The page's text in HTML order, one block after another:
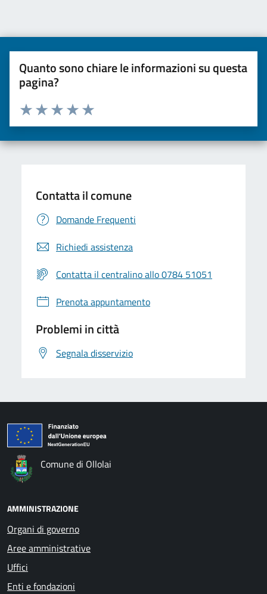
Quanto sono chiare le informazioni su questa
pagina?
Valuta da 1 a 5 stelle la pagina
Valuta 5 stelle su 5
Valuta 4 stelle su 5
Valuta 3 stelle su 5
Valuta 2 stelle su 5
Valuta una stella su 5
Contatta il comune
Domande Frequenti
Richiedi assistenza
Contatta il centralino allo 0784 51051
Prenota appuntamento
Problemi in città
Segnala disservizio
Comune di Ollolai
AMMINISTRAZIONE
Organi di governo
Aree amministrative
Uffici
Enti e fondazioni